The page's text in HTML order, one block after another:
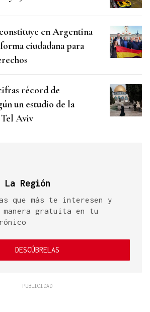
en Argentina
ciudadana para
récord de
un estudio de la
Aviv
Región
que más te interesen y
gratuita en tu
DESCÚBRELAS